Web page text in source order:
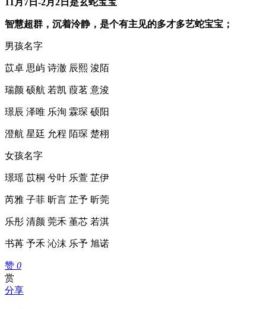
智慧超群，沉着泠静，是个有主见的多才多艺蛇宝宝；
男孩名字
苡卓 思屿 诗澈 辰熙 浚陌
瑞颜 硕航 若凯 葭茗 意浚
璟辰 泽唯 乐洵 霖琛 硕阳
澄航 星廷 允程 陌琛 楚栩
女孩名字
璟瑶 苡桐 兮叶 乐萱 芷伊
芮雅 子菲 昕言 芷予 昕莞
乐彤 清颜 莞禾 堇芯 若淇
书苒 予禾 沁沫 乐予 旭诺
赞 0
赏
分享